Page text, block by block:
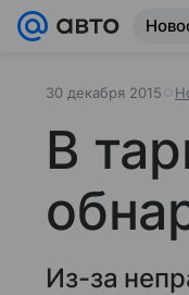
30 декабря 2015
В
Из-за